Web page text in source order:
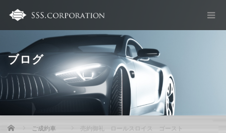
ブログ
Home ご成約車 売約御礼 ロールスロイス ゴースト